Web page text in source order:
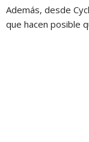
Además, desde
que hacen posible